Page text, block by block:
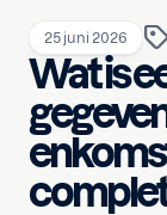
25 juni 2026
Wat is